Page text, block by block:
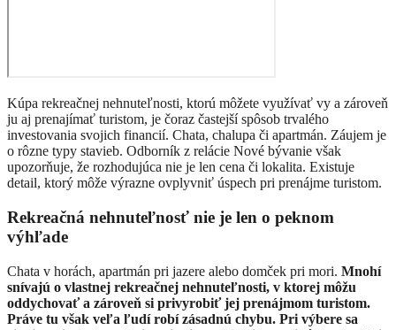
Kúpa rekreačnej nehnuteľnosti, ktorú môžete využívať vy a zároveň
ju aj prenajímať turistom, je čoraz častejší spôsob trvalého
investovania svojich financií. Chata, chalupa či apartmán. Záujem je
o rôzne typy stavieb. Odborník z relácie Nové bývanie však
upozorňuje, že rozhodujúca nie je len cena či lokalita. Existuje
detail, ktorý môže výrazne ovplyvniť úspech pri prenájme turistom.
Rekreačná nehnuteľnosť nie je len o peknom
výhľade
Chata v horách, apartmán pri jazere alebo domček pri mori. Mnohí
snívajú o vlastnej rekreačnej nehnuteľnosti, v ktorej môžu
oddychovať a zároveň si privyrobiť jej prenájmom turistom.
Práve tu však veľa ľudí robí zásadnú chybu. Pri výbere sa